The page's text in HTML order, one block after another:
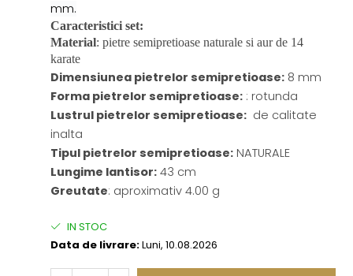
mm.
Caracteristici set:
Material: pietre semipretioase naturale si aur de 14
karate
Dimensiunea pietrelor semipretioase: 8 mm
Forma pietrelor semipretioase: : rotunda
Lustrul pietrelor semipretioase: de calitate
inalta
Tipul pietrelor semipretioase: NATURALE
Lungime lantisor: 43 cm
Greutate: aproximativ 4.00 g
IN STOC
Data de livrare:Luni, 10.08.2026